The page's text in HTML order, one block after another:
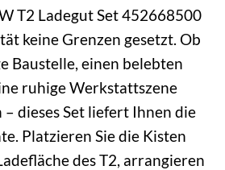
T2 Ladegut Set 452668500
keine Grenzen gesetzt. Ob
Baustelle, einen belebten
ruhige Werkstattszene
dieses Set liefert Ihnen die
Platzieren Sie die Kisten
des T2, arrangieren